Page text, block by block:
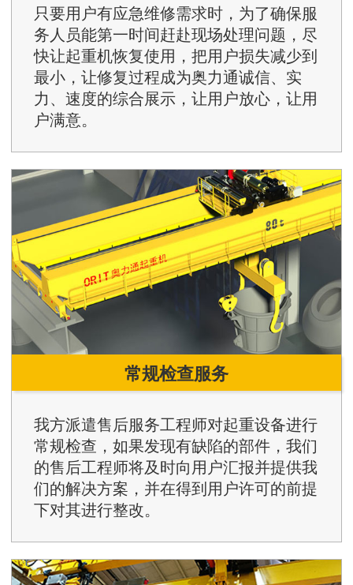
只要用户有应急维修需求时，为了确保服
务人员能第一时间赶赴现场处理问题，尽
快让起重机恢复使用，把用户损失减少到
最小，让修复过程成为奥力通诚信、实
力、速度的综合展示，让用户放心，让用
户满意。
常规检查服务
我方派遣售后服务工程师对起重设备进行
常规检查，如果发现有缺陷的部件，我们
的售后工程师将及时向用户汇报并提供我
们的解决方案，并在得到用户许可的前提
下对其进行整改。